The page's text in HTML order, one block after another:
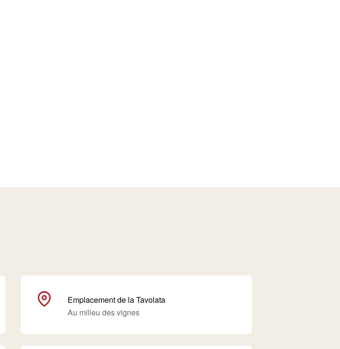
Emplacement de la Tavolata
Au milieu des vignes